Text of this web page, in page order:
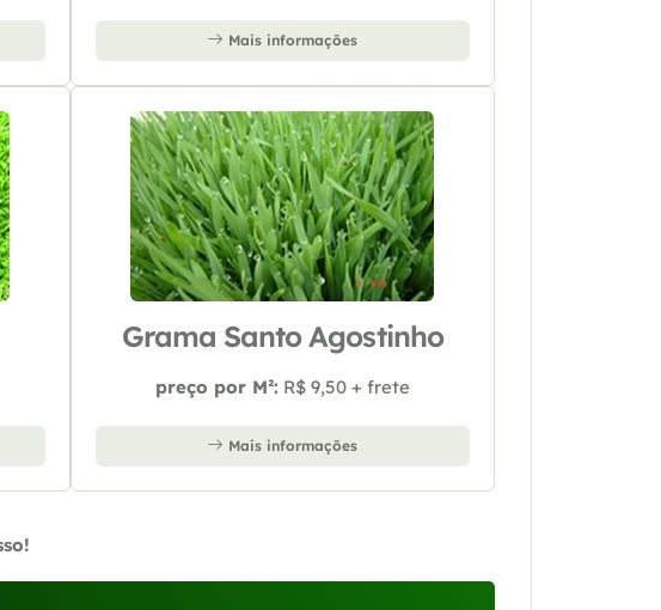
Mais informações
Grama Santo Agostinho
preço por M²: R$ 9,50 + frete
Mais informações